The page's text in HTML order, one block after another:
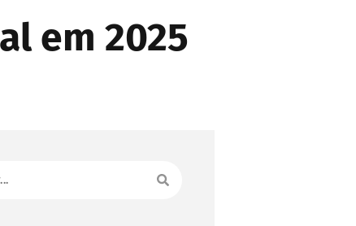
em 2025